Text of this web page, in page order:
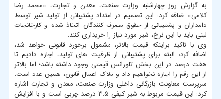
به گزارش روز چهارشنبه وزارت صنعت، معدن و تجارت، «محمد رضا
کلامی» اضافه کرد: این تصمیم در امتداد پشتیبانی از تولید شیر توسط
دامداران و پشتیبانی از حقوق مصرف کنندگان اتخاذ شده و کارخانجات
لبنی باید با این نرخ، شیر مورد نیاز را خریداری کنند.
وی با تاکید براینکه قیمت بالاتر، مشمول برخورد قانونی خواهد شد،
اضافه کرد: البته برای پشتیبانی از ظرفیت های تولید، اجازه دادیم تا
هفت درصد در این بخش تلورانس قیمتی وجود داشته باشد؛ اما بالاتر
از این رقم را اجازه نخواهیم داد و ملاک اعمال قانون، همین عدد است.
سرپرست معاونت بازرگانی داخلی وزارت صنعت، معدن و تجارت اشاره
کرد: این قیمت مربوط به شیر کیفی ۳.۵ درصد چربی است و با افزایش